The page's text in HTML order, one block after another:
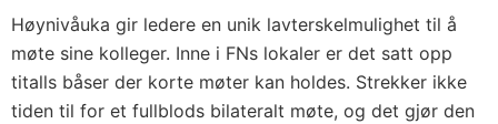
Høynivåuka gir ledere en unik lavterskelmulighet til å
møte sine kolleger. Inne i FNs lokaler er det satt opp
titalls båser der korte møter kan holdes. Strekker ikke
tiden til for et fullblods bilateralt møte, og det gjør den